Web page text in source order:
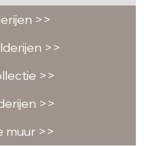
>>
>>
>>
>>
muur >>